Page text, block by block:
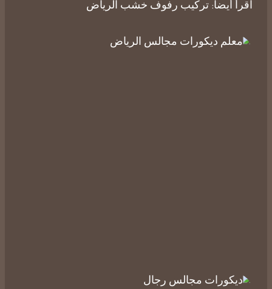
اقرأ أيضاً: تركيب رفوف خشب الرياض